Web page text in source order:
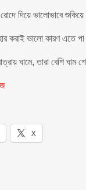
দিয়ে ভালোভাবে শুকিয়ে
করাই ভালো কারণ এতে
ঘামে, তারা বেশি
X